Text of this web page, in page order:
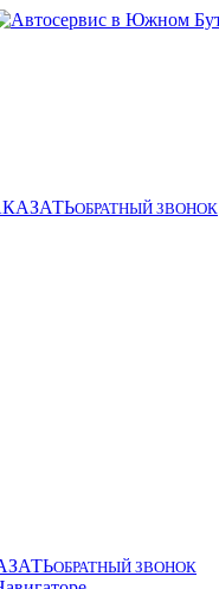
ОБРАТНЫЙ ЗВОНОК
ОБРАТНЫЙ ЗВОНОК